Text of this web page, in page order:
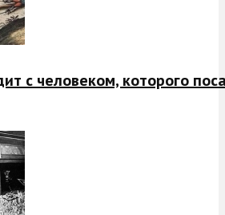
с человеком, которого